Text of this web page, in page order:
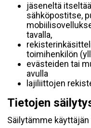
jäseneltä
sähköpostitse,
tavalla,
toimihenkilön
evästeiden tai
avulla
lajiliittojen
Tietojen
Säilytämme